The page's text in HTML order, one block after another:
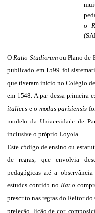
o
O Ratio Studiorumou Plano de
publicado em 1599 foi
que tiveram início no Colégio
em 1548. A par dessa primeira
italicus e o modus parisiensis
modelo da Universidade de
inclusive o próprio Loyola.
Este código de ensino ou
de regras, que envolvia
pedagógicas até a
estudos contido no Ratio
prescrito nas regras do Reitor
preleção, lição de cor,